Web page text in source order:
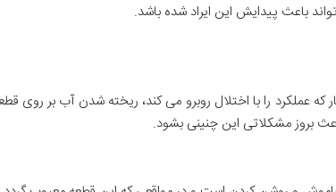
باعث پیدایش این ایراد شده باشد.
عملکرد را با اختلال روبرو می کند، ریخته شدن آب بر روی
بروز مشکلاتی این چنینی بشود.